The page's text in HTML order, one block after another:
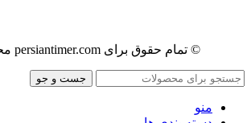
© تمام حقوق برای persiantimer.com محفوظ است
جست و جو
منو